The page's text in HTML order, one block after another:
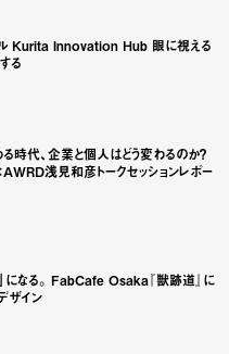
ビル Kurita Innovation Hub 眼に視える
る
Kurita Innovation Hub 眼
時代、企業と個人はどう変わるのか？
浅見和彦トークセッションレポー
代、企業と個人はどう変
になる。 FabCafe Osaka『獣跡道』に
ザイン
る。 FabCafe Osaka『獣